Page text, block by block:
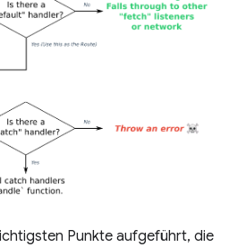
Punkte aufgeführt, die